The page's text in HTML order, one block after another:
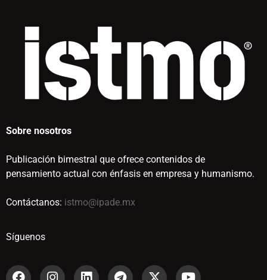
Sobre nosotros
Publicación bimestral que ofrece contenidos de
pensamiento actual con énfasis en empresa y humanismo.
Contáctanos: istmo@ipade.mx
Síguenos